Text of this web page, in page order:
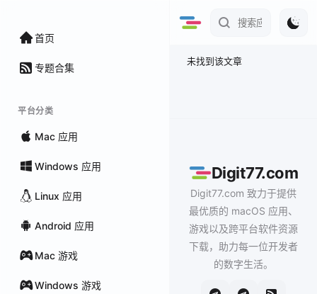
首页
专题合集
平台分类
Mac 应用
Windows 应用
Linux 应用
Android 应用
Mac 游戏
Windows 游戏
未找到该文章
Digit77.com
Digit77.com 致力于提供
最优质的 macOS 应用、
游戏以及跨平台软件资源
下载，助力每一位开发者
的数字生活。